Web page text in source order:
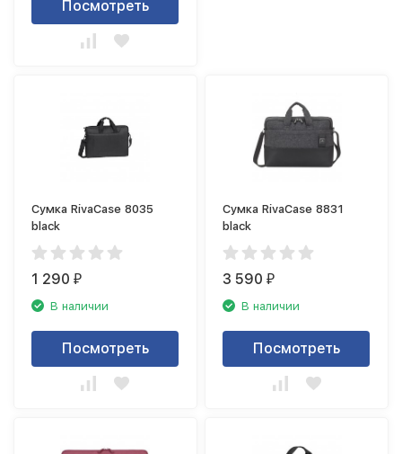
Посмотреть
Сумка RivaCase 8035
black
1 290₽
В наличии
Посмотреть
Сумка RivaCase 8831
black
3 590₽
В наличии
Посмотреть